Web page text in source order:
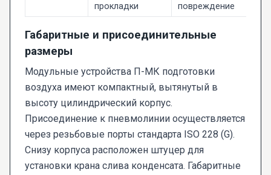
прокладки
повреждение
Габаритные и присоединительные
размеры
Модульные устройства П-МК подготовки
воздуха имеют компактный, вытянутый в
высоту цилиндрический корпус.
Присоединение к пневмолинии осуществляется
через резьбовые порты стандарта ISO 228 (G).
Снизу корпуса расположен штуцер для
установки крана слива конденсата. Габаритные